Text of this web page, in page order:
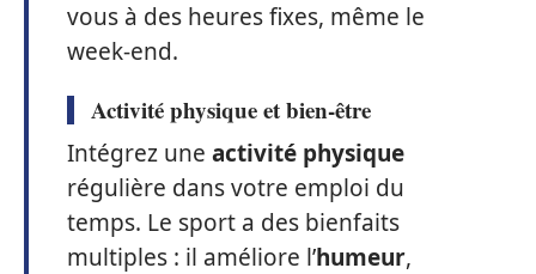
vous à des heures fixes, même le
week-end.
Activité physique et bien-être
Intégrez une activité physique
régulière dans votre emploi du
temps. Le sport a des bienfaits
multiples : il améliore l’humeur,